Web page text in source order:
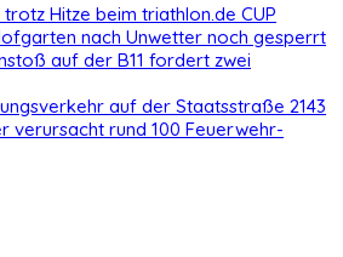
Hitze beim triathlon.de CUP
nach Unwetter noch gesperrt
auf der B11 fordert zwei
auf der Staatsstraße 2143
verursacht rund 100 Feuerwehr-